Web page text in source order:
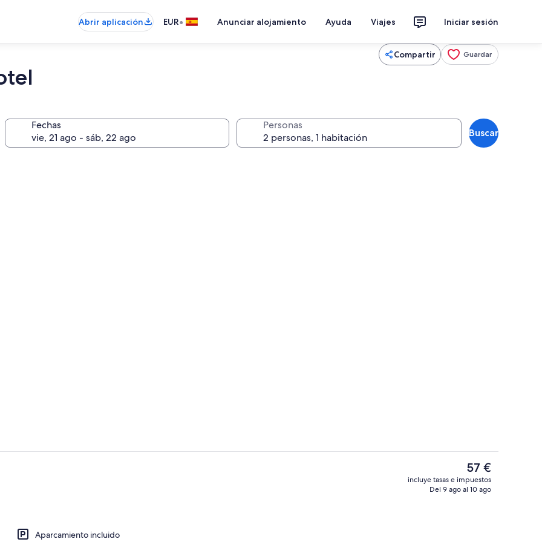
Abrir aplicación EUR• Anunciar alojamiento Ayuda Viajes Iniciar sesión
Compartir Guardar
Fechas Personas
Buscar
Apartamento familiar, 2
Aparcamiento incluido
El
precio
actual
57 €
incluye tasas e impuestos
Del 9 ago al 10 ago